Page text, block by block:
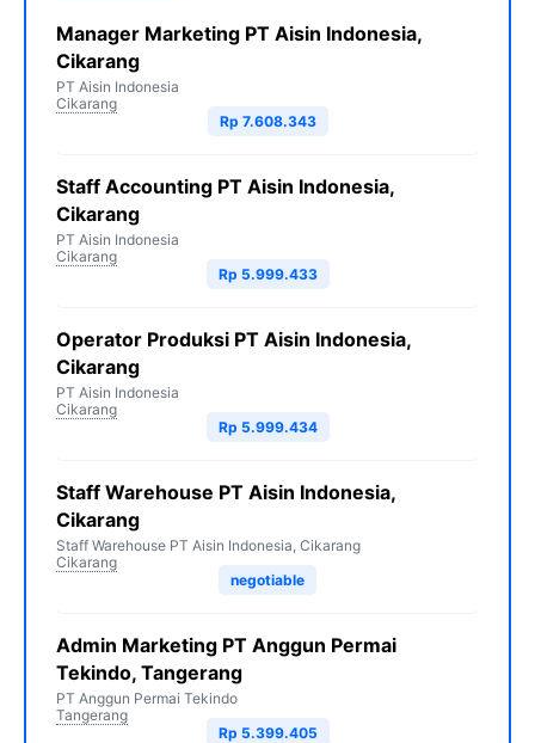
Manager Marketing PT Aisin Indonesia,
Cikarang
PT Aisin Indonesia
Cikarang
Rp 7.608.343
Staff Accounting PT Aisin Indonesia,
Cikarang
PT Aisin Indonesia
Cikarang
Rp 5.999.433
Operator Produksi PT Aisin Indonesia,
Cikarang
PT Aisin Indonesia
Cikarang
Rp 5.999.434
Staff Warehouse PT Aisin Indonesia,
Cikarang
Staff Warehouse PT Aisin Indonesia, Cikarang
Cikarang
negotiable
Admin Marketing PT Anggun Permai
Tekindo, Tangerang
PT Anggun Permai Tekindo
Tangerang
Rp 5.399.405